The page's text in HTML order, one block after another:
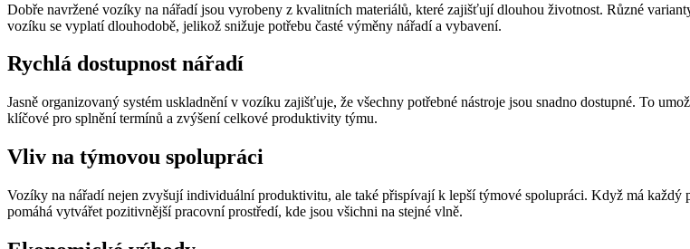
Dobře navržené vozíky na nářadí jsou vyrobeny z kvalitních materiálů, které zajišťují dlouhou životnost. Různé
vozíku se vyplatí dlouhodobě, jelikož snižuje potřebu časté výměny nářadí a vybavení.
Rychlá dostupnost nářadí
Jasně organizovaný systém uskladnění v vozíku zajišťuje, že všechny potřebné nástroje jsou snadno dostupné. To
klíčové pro splnění termínů a zvýšení celkové produktivity týmu.
Vliv na týmovou spolupráci
Vozíky na nářadí nejen zvyšují individuální produktivitu, ale také přispívají k lepší týmové spolupráci. Když má každý
pomáhá vytvářet pozitivnější pracovní prostředí, kde jsou všichni na stejné vlně.